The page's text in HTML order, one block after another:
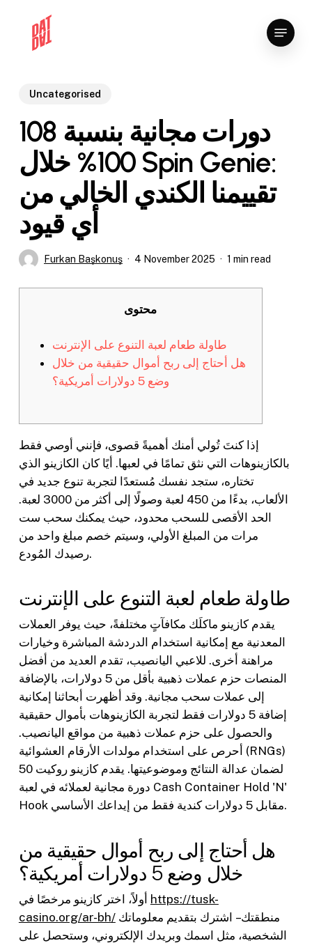
Menu
Uncategorised
108 دورات مجانية بنسبة
100% خلال Spin Genie:
تقييمنا الكندي الخالي من
أي قيود
Furkan Başkonuş 4 November 2025 1 min read
محتوى
طاولة طعام لعبة التنوع على الإنترنت
هل أحتاج إلى ربح أموال حقيقية من خلال
وضع 5 دولارات أمريكية؟
إذا كنتَ تُولي أمنك أهميةً قصوى، فإنني أوصي فقط
بالكازينوهات التي نثق تمامًا في لعبها. أيًا كان الكازينو الذي
تختاره، ستجد نفسك مُستعدًا لتجربة تنوع جديد في
الألعاب، بدءًا من 450 لعبة وصولًا إلى أكثر من 3000 لعبة.
الحد الأقصى للسحب محدود، حيث يمكنك سحب ست
مرات من المبلغ الأولي، وسيتم خصم مبلغ واحد من
رصيدك المُودع.
طاولة طعام لعبة التنوع على الإنترنت
يقدم كازينو ماكلَك مكافآتٍ مختلفةً، حيث يوفر العملات
المعدنية مع إمكانية استخدام الدردشة المباشرة وخيارات
مراهنة أخرى. للاعبي اليانصيب، تقدم العديد من أفضل
المنصات حزم عملات ذهبية بأقل من 5 دولارات، بالإضافة
إلى عملات سحب مجانية. وقد أظهرت أبحاثنا إمكانية
إضافة 5 دولارات فقط لتجربة الكازينوهات بأموال حقيقية
والحصول على حزم عملات ذهبية من مواقع اليانصيب.
أحرص على استخدام مولدات الأرقام العشوائية (RNGs)
لضمان عدالة النتائج وموضوعيتها. يقدم كازينو روكيت 50
دورة مجانية لعملائه في لعبة Cash Container Hold 'N'
Hook مقابل 5 دولارات كندية فقط من إيداعك الأساسي.
هل أحتاج إلى ربح أموال حقيقية من
خلال وضع 5 دولارات أمريكية؟
https://tusk-
casino.org/ar-bh/منطقتك – اشترك بتقديم معلوماتك
الشخصية، مثل اسمك وبريدك الإلكتروني، وستحصل على
Close